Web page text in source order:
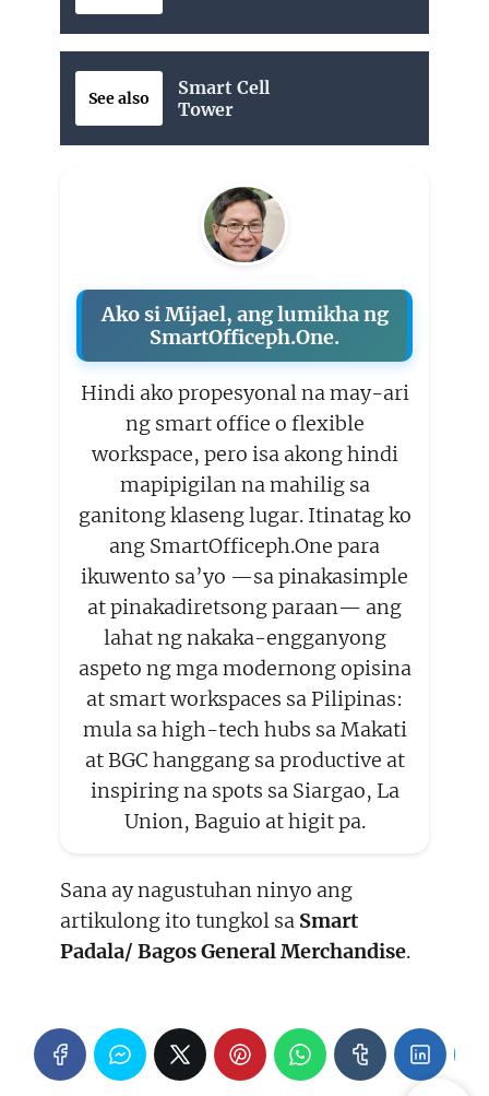
See also
Smart Cell
Tower
Ako si Mijael, ang lumikha ng
SmartOfficeph.One.
Hindi ako propesyonal na may-ari
ng smart office o flexible
workspace, pero isa akong hindi
mapipigilan na mahilig sa
ganitong klaseng lugar. Itinatag ko
ang SmartOfficeph.One para
ikuwento sa’yo —sa pinakasimple
at pinakadiretsong paraan— ang
lahat ng nakaka-engganyong
aspeto ng mga modernong opisina
at smart workspaces sa Pilipinas:
mula sa high-tech hubs sa Makati
at BGC hanggang sa productive at
inspiring na spots sa Siargao, La
Union, Baguio at higit pa.
Sana ay nagustuhan ninyo ang
artikulong ito tungkol sa Smart
Padala/ Bagos General Merchandise.